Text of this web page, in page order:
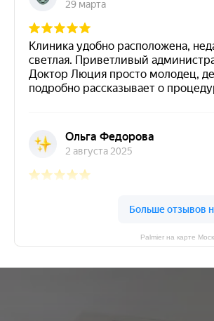
Palmier на карте